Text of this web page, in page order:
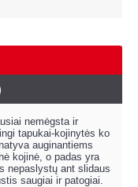
nemėgsta ir
tapukai-kojinytės ko
auginantiems
kojinė, o padas yra
nepaslystų ant slidaus
saugiai ir patogiai.